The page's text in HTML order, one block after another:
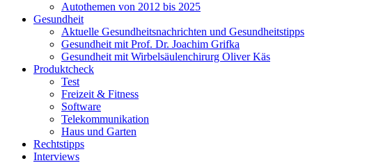
Autothemen von 2012 bis 2025
Gesundheit
Aktuelle Gesundheitsnachrichten und Gesundheitstipps
Gesundheit mit Prof. Dr. Joachim Grifka
Gesundheit mit Wirbelsäulenchirurg Oliver Käs
Produktcheck
Test
Freizeit & Fitness
Software
Telekommunikation
Haus und Garten
Rechtstipps
Interviews